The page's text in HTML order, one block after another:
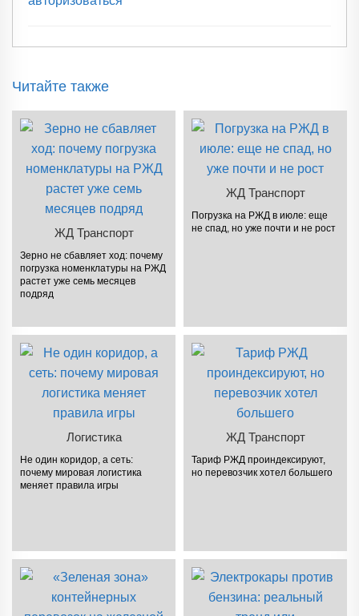
Читайте также
ЖД Транспорт
Зерно не сбавляет ход: почему
погрузка номенклатуры на РЖД
растет уже семь месяцев
подряд
ЖД Транспорт
Погрузка на РЖД в июле: еще
не спад, но уже почти и не рост
Логистика
Не один коридор, а сеть:
почему мировая логистика
меняет правила игры
ЖД Транспорт
Тариф РЖД проиндексируют,
но перевозчик хотел большего